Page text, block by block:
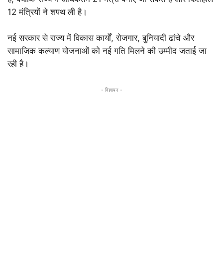
12 मंत्रियों ने शपथ ली है।
नई सरकार से राज्य में विकास कार्यों, रोजगार, बुनियादी ढांचे और
सामाजिक कल्याण योजनाओं को नई गति मिलने की उम्मीद जताई जा
रही है।
- विज्ञापन -